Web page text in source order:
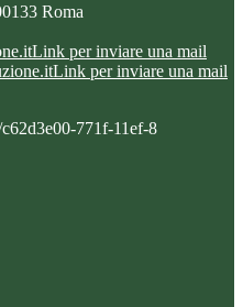
Roma
Link per inviare una mail
Link per inviare una mail
771f-11ef-8